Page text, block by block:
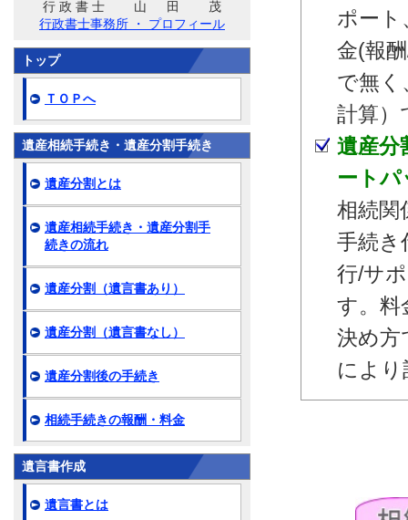
ポート
金(報
で無く
計算）
遺産分
ートパ
相続関
手続き
行/サ
す。料
決め方
により
行 政 書 士 山 田 茂
行政書士事務所 ・ プロフィール
トップ
ＴＯＰへ
遺産相続手続き・遺産分割手続き
遺産分割とは
遺産相続手続き・遺産分割手
続きの流れ
遺産分割（遺言書あり）
遺産分割（遺言書なし）
遺産分割後の手続き
相続手続きの報酬・料金
遺言書作成
遺言書とは